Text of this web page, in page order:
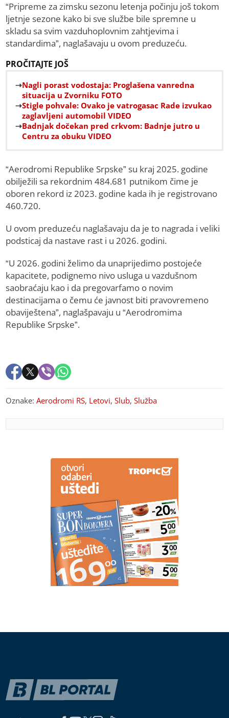
“Pripreme za zimsku sezonu letenja počinju još tokom
ljetnje sezone kako bi sve službe bile spremne u
skladu sa svim vazduhoplovnim zahtjevima i
standardima”, naglašavaju u ovom preduzeću.
PROČITAJTE JOŠ
Nagli porast vodostaja: Proglašena vanredna
situacija u Zvorniku FOTO
Stigle pohvale: Ovako je vatrogasac Rade izvukao
zaglavljeni automobil VIDEO
Badnjak dočekan pred crkvom: Badnje jutro u
Centru za obuku VIDEO
“Aerodromi Republike Srpske” su kraj 2025. godine
obilježili sa rekordnim 484.681 putnikom čime je
oboren rekord iz 2023. godine kada ih je registrovano
460.720.
U ovom preduzeću naglašavaju da je to nagrada i veliki
podsticaj da nastave rast i u 2026. godini.
“U 2026. godini želimo da unaprijedimo postojeće
kapacitete, podignemo nivo usluga u vazdušnom
saobraćaju kao i da pregovarfamo o novim
destinacijama o čemu će javnost biti pravovremeno
obaviještena”, naglašpavaju u “Aerodromima
Republike Srpske”.
Oznake:Aerodromi RS, Letovi,Slub,Služba
ZNAČAJAN POMAK Naučnici razvili AI alat za
predviđanje recidiva raka debelog crijeva